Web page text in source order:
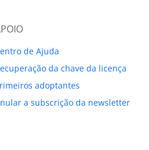
de Ajuda
da chave da licença
adoptantes
a subscrição da newsletter